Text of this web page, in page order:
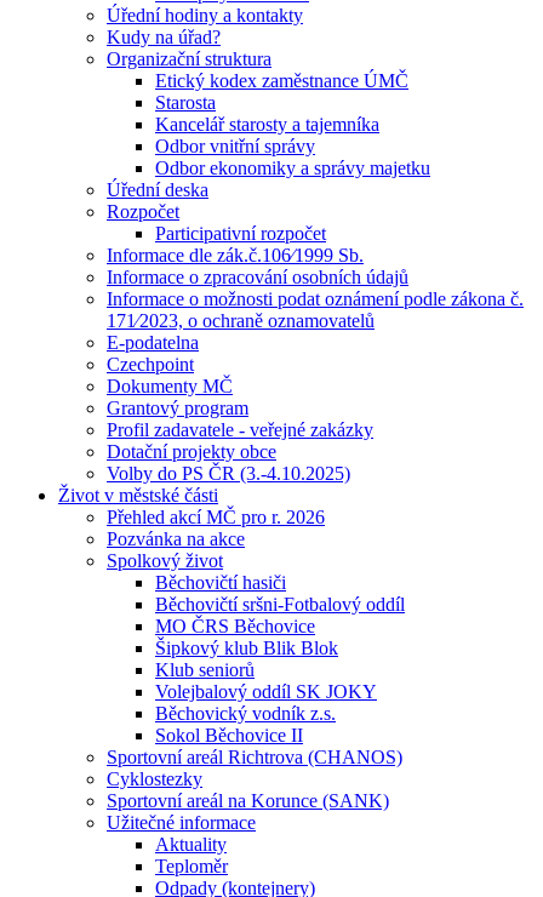
Úřední hodiny a kontakty
Kudy na úřad?
Organizační struktura
Etický kodex zaměstnance ÚMČ
Starosta
Kancelář starosty a tajemníka
Odbor vnitřní správy
Odbor ekonomiky a správy majetku
Úřední deska
Rozpočet
Participativní rozpočet
Informace dle zák.č.106⁄1999 Sb.
Informace o zpracování osobních údajů
Informace o možnosti podat oznámení podle zákona č.
171⁄2023, o ochraně oznamovatelů
E-podatelna
Czechpoint
Dokumenty MČ
Grantový program
Profil zadavatele - veřejné zakázky
Dotační projekty obce
Volby do PS ČR (3.-4.10.2025)
Život v městské části
Přehled akcí MČ pro r. 2026
Pozvánka na akce
Spolkový život
Běchovičtí hasiči
Běchovičtí sršni-Fotbalový oddíl
MO ČRS Běchovice
Šipkový klub Blik Blok
Klub seniorů
Volejbalový oddíl SK JOKY
Běchovický vodník z.s.
Sokol Běchovice II
Sportovní areál Richtrova (CHANOS)
Cyklostezky
Sportovní areál na Korunce (SANK)
Užitečné informace
Aktuality
Teploměr
Odpady (kontejnery)